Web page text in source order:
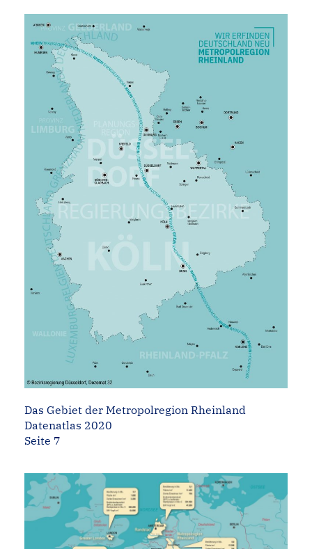
Das Gebiet der Metropolregion Rheinland
Datenatlas 2020
Seite 7